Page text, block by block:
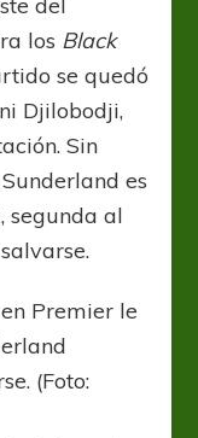
del
los Black
se quedó
Djilobodji,
Sin
es
segunda al